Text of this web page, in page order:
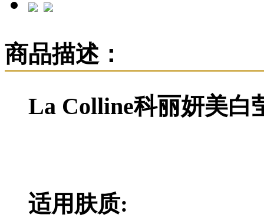
商品描述：
La Colline科丽妍美白
适用肤质: